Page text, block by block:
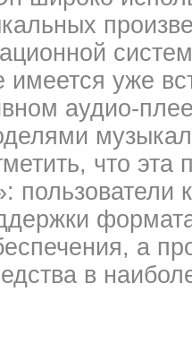
уже
аудио-
что эта
а
в